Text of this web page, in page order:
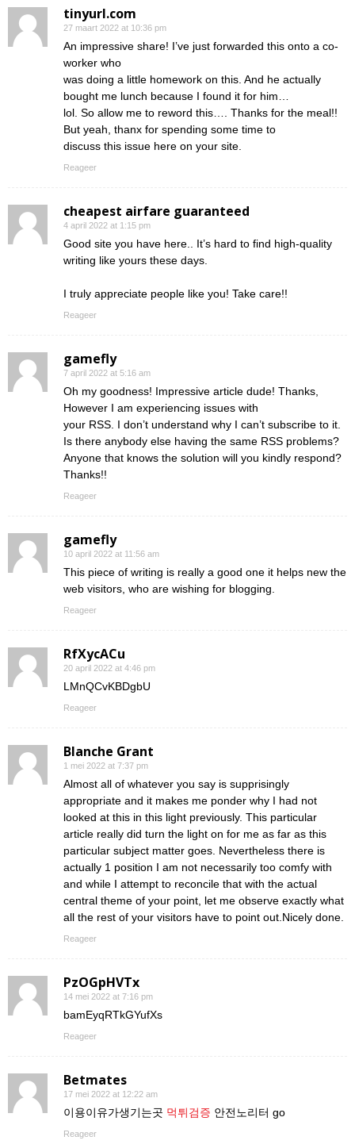
tinyurl.com
27 maart 2022 at 10:36 pm
An impressive share! I’ve just forwarded this onto a co-
worker who
was doing a little homework on this. And he actually
bought me lunch because I found it for him…
lol. So allow me to reword this…. Thanks for the meal!!
But yeah, thanx for spending some time to
discuss this issue here on your site.
Reageer
cheapest airfare guaranteed
4 april 2022 at 1:15 pm
Good site you have here.. It’s hard to find high-quality
writing like yours these days.
I truly appreciate people like you! Take care!!
Reageer
gamefly
7 april 2022 at 5:16 am
Oh my goodness! Impressive article dude! Thanks,
However I am experiencing issues with
your RSS. I don’t understand why I can’t subscribe to it.
Is there anybody else having the same RSS problems?
Anyone that knows the solution will you kindly respond?
Thanks!!
Reageer
gamefly
10 april 2022 at 11:56 am
This piece of writing is really a good one it helps new the
web visitors, who are wishing for blogging.
Reageer
RfXycACu
20 april 2022 at 4:46 pm
LMnQCvKBDgbU
Reageer
Blanche Grant
1 mei 2022 at 7:37 pm
Almost all of whatever you say is supprisingly
appropriate and it makes me ponder why I had not
looked at this in this light previously. This particular
article really did turn the light on for me as far as this
particular subject matter goes. Nevertheless there is
actually 1 position I am not necessarily too comfy with
and while I attempt to reconcile that with the actual
central theme of your point, let me observe exactly what
all the rest of your visitors have to point out.Nicely done.
Reageer
PzOGpHVTx
14 mei 2022 at 7:16 pm
bamEyqRTkGYufXs
Reageer
Betmates
17 mei 2022 at 12:22 am
이용이유가생기는곳 먹튀검증 안전노리터 go
Reageer